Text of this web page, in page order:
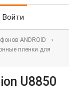
Войти
ANDROID
пленки для
U8850